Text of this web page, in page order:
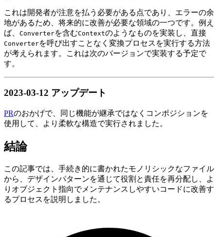
これは開発者が注意を払う必要がある点であり、エラーの余
地があるため、将来的に改善が必要な領域の一つです。例え
ば、 Converterを含むContextのようなものを実装し、直接
Converterを呼び出すことなく変換プロセスを実行する方法
が考えられます。これは次のバージョンで実装する予定で
す。
2023-03-12 アップデート
PRのおかげで、同じ機能が継承ではなくコンポジションを
使用して、より柔軟な構造で実行されました。
結論
この記事では、手続き的に書かれたモノリシックなファイル
から、デザインパターンを通じて役割と責任を再分配し、よ
りオブジェクト指向でメンテナンスしやすいコードに改善す
るプロセスを説明しました。